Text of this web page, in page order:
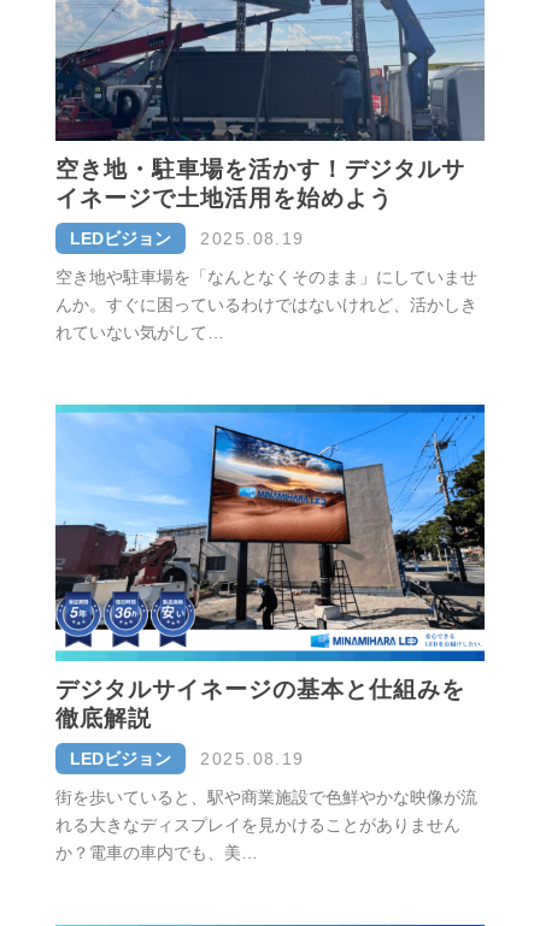
空き地・駐車場を活かす！デジタルサ
イネージで土地活用を始めよう
LEDビジョン
2025.08.19
空き地や駐車場を「なんとなくそのまま」にしていませ
んか。すぐに困っているわけではないけれど、活かしき
れていない気がして…
デジタルサイネージの基本と仕組みを
徹底解説
LEDビジョン
2025.08.19
街を歩いていると、駅や商業施設で色鮮やかな映像が流
れる大きなディスプレイを見かけることがありません
か？電車の車内でも、美…